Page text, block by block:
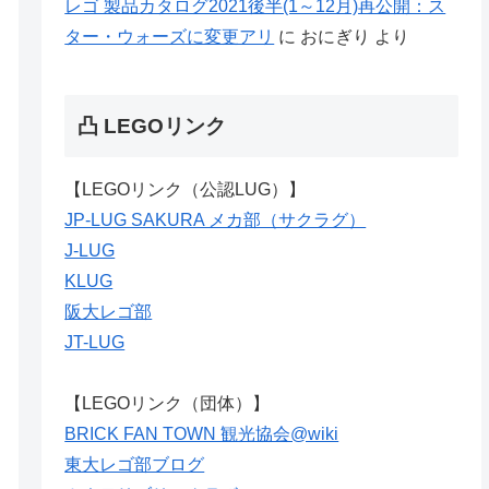
レゴ 製品カタログ2021後半(1～12月)再公開：ス
ター・ウォーズに変更アリ に おにぎり より
凸 LEGOリンク
【LEGOリンク（公認LUG）】
JP-LUG SAKURA メカ部（サクラグ）
J-LUG
KLUG
阪大レゴ部
JT-LUG
【LEGOリンク（団体）】
BRICK FAN TOWN 観光協会@wiki
東大レゴ部ブログ